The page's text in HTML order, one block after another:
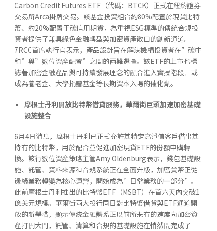
Carbon Credit Futures ETF（代碼：BTCK）正式在紐約證券
交易所Arca掛牌交易。該基金投資組合約80%配置於現貨比特
幣、約20%配置于碳信用期貨，為重視ESG標準的傳統合規投
資者提供了兼具綠色金融轉型與加密資產敞口的創新通道。
7RCC首席執行官表示，產品設計旨在解決機構投資者在”碳中
和”與”數位資產配置”之間的兩難選擇。該ETF的上市也標
誌著加密金融產品與可持續發展理念的融合進入實操階段，或
成為養老金、大學捐贈基金等長期資本入場的催化劑。
摩根士丹利開放比特幣借貸服務，華爾街巨頭加速加密基礎
設施整合
6月4日消息，摩根士丹利已正式允許其特定高淨值客戶借出其
持有的比特幣，用於配合並促進加密現貨ETF的份額申購轉
換。該行數位資產策略主管Amy Oldenburg表示，錢包基礎設
施、託管、資料來源和合規系統正在全面升級，加密貨幣正從
邊緣業務轉變為核心運營，開始成為”日常業務的一部分”。
此前摩根士丹利推出的比特幣ETF（MSBT）在首六天內突破1
億美元規模。華爾街兩大投行同日對比特幣借貸與ETF通道開
放的新舉措，顯示傳統金融體系正以前所未有的速度向加密資
產打開大門，託管、清算和合規的基礎設施在悄然間完成了